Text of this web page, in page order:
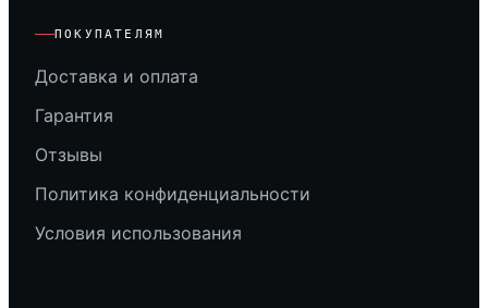
ПОКУПАТЕЛЯМ
Доставка и оплата
Гарантия
Отзывы
Политика конфиденциальности
Условия использования